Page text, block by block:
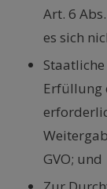
Art. 6
es sich
Erfüllung
GVO; und